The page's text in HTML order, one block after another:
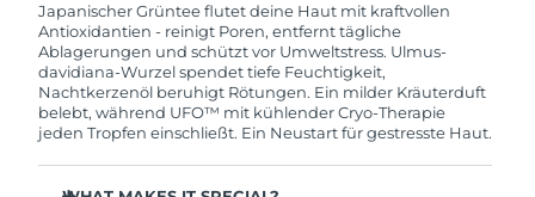
Japanischer Grüntee flutet deine Haut mit kraftvollen
Antioxidantien - reinigt Poren, entfernt tägliche
Ablagerungen und schützt vor Umweltstress. Ulmus-
davidiana-Wurzel spendet tiefe Feuchtigkeit,
Nachtkerzenöl beruhigt Rötungen. Ein milder Kräuterduft
belebt, während UFO™ mit kühlender Cryo-Therapie
jeden Tropfen einschließt. Ein Neustart für gestresste Haut.
Monaco Erwartete Lieferung
Niederlande Erwartete Lieferung8/10/26